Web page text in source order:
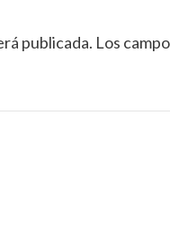
publicada. Los